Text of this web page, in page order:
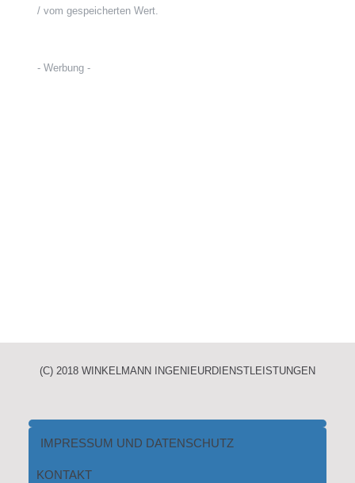
/ vom gespeicherten Wert.
- Werbung -
(C) 2018 WINKELMANN INGENIEURDIENSTLEISTUNGEN
IMPRESSUM UND DATENSCHUTZ
KONTAKT